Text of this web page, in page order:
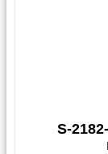
S-